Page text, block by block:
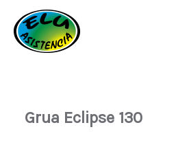
Grua Eclipse 130